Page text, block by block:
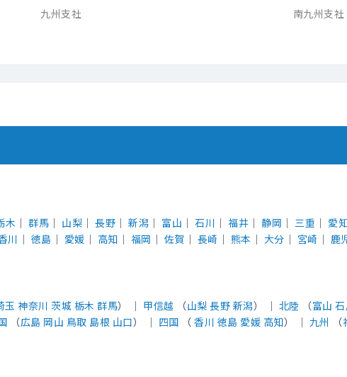
九州支社
南九州支社
木 ｜ 群馬 ｜ 山梨 ｜ 長野 ｜ 新潟 ｜ 富山 ｜ 石川 ｜ 福井 ｜ 静岡 ｜ 三重 ｜ 愛
川 ｜ 徳島 ｜ 愛媛 ｜ 高知 ｜ 福岡 ｜ 佐賀 ｜ 長崎 ｜ 熊本 ｜ 大分 ｜ 宮崎 ｜ 鹿
玉 神奈川 茨城 栃木 群馬） ｜ 甲信越 （山梨 長野 新潟） ｜ 北陸 （富山 石
（広島 岡山 鳥取 島根 山口） ｜ 四国 （ 香川 徳島 愛媛 高知） ｜ 九州 （